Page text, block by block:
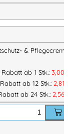
und
oder
& Pflegecreme
Rabatt ab 1 Stk.: 3,00
ab 12 Stk.: 2,81
ab 24 Stk.: 2,56